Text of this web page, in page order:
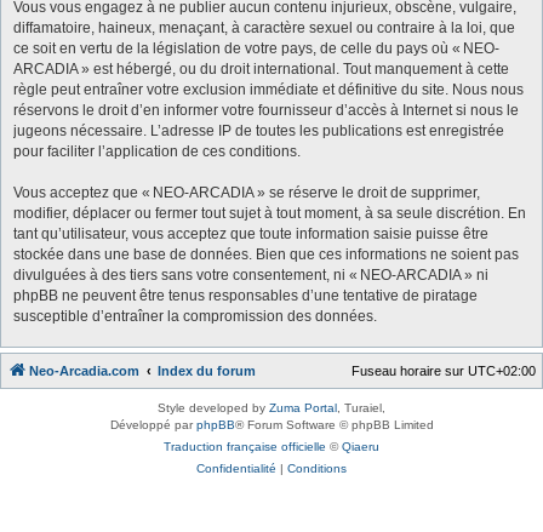
Vous vous engagez à ne publier aucun contenu injurieux, obscène, vulgaire,
diffamatoire, haineux, menaçant, à caractère sexuel ou contraire à la loi, que
ce soit en vertu de la législation de votre pays, de celle du pays où « NEO-
ARCADIA » est hébergé, ou du droit international. Tout manquement à cette
règle peut entraîner votre exclusion immédiate et définitive du site. Nous nous
réservons le droit d’en informer votre fournisseur d’accès à Internet si nous le
jugeons nécessaire. L’adresse IP de toutes les publications est enregistrée
pour faciliter l’application de ces conditions.
Vous acceptez que « NEO-ARCADIA » se réserve le droit de supprimer,
modifier, déplacer ou fermer tout sujet à tout moment, à sa seule discrétion. En
tant qu’utilisateur, vous acceptez que toute information saisie puisse être
stockée dans une base de données. Bien que ces informations ne soient pas
divulguées à des tiers sans votre consentement, ni « NEO-ARCADIA » ni
phpBB ne peuvent être tenus responsables d’une tentative de piratage
susceptible d’entraîner la compromission des données.
Neo-Arcadia.com Index du forum Fuseau horaire sur UTC+02:00
Style developed by Zuma Portal , Turaiel,
Développé parphpBB® Forum Software © phpBB Limited
Traduction française officielle ©Qiaeru
Confidentialité | Conditions